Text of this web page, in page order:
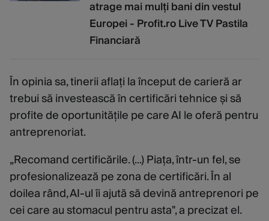
atrage mai mulți bani din vestul
Europei - Profit.ro Live TV Pastila
Financiară
În opinia sa, tinerii aflați la început de carieră ar
trebui să investească în certificări tehnice și să
profite de oportunitățile pe care AI le oferă pentru
antreprenoriat.
„Recomand certificările. (...) Piața, într-un fel, se
profesionalizează pe zona de certificări. În al
doilea rând, AI-ul îi ajută să devină antreprenori pe
cei care au stomacul pentru asta", a precizat el.